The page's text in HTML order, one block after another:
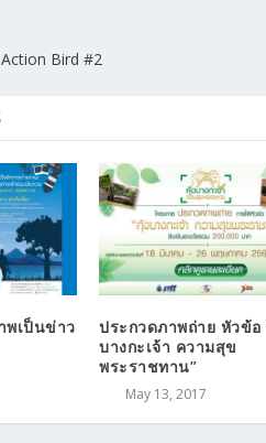
Bird #2
พเป็นข่าว
ประกวดภาพถ่าย หัวข้อ
บางกะเจ้า ความสุข
พระราชทาน”
May 13, 2017